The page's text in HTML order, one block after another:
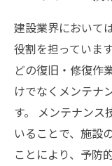
建設業界において
役割を担っていま
どの復旧・修復作
けでなくメンテナ
す。 メンテナンス
いることで、施設
ことにより、予防